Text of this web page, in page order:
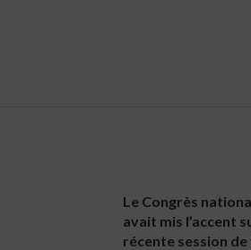
Le Congrès
avait mis l’accent
récente session